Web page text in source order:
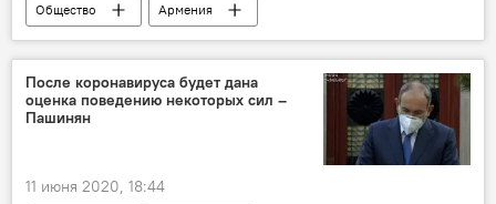
Общество
Армения
Коронавирус в Армении
После коронавируса будет дана
оценка поведению некоторых сил –
Пашинян
11 июня 2020, 18:44